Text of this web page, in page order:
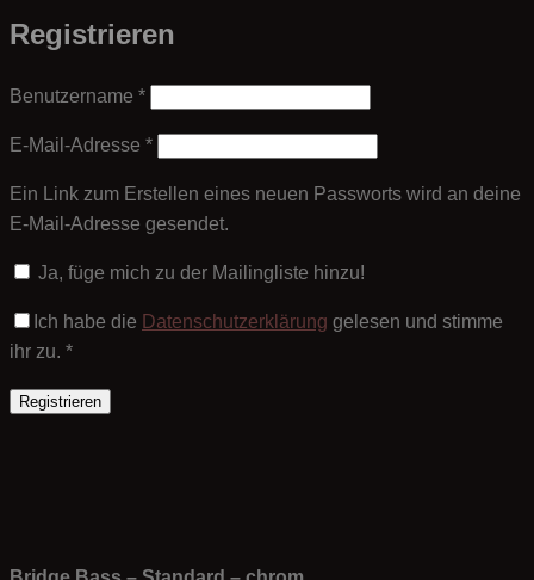
Registrieren
Benutzername *Erforderlich
E-Mail-Adresse *Erforderlich
Ein Link zum Erstellen eines neuen Passworts wird an deine
E-Mail-Adresse gesendet.
Ja, füge mich zu der Mailingliste hinzu!
Ich habe die Datenschutzerklärung gelesen und stimme
ihr zu. *
Registrieren